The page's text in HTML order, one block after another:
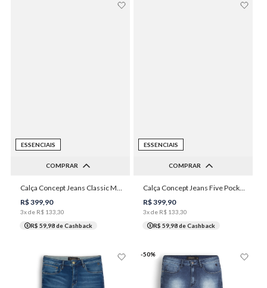
ESSENCIAIS
COMPRAR
38 42 44
R$399 90
3x de R$ 133 30
R$ 59,98de Cashback
ESSENCIAIS
COMPRAR
36 40 42
46
R$399 90
3x de R$ 133 30
R$ 59,98de Cashback
-50%